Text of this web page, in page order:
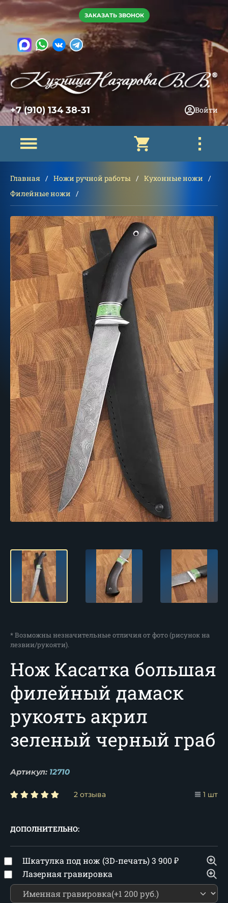
ЗАКАЗАТЬ ЗВОНОК
+7 (910) 134 38-31 Войти
Главная Ножи ручной работы
Кухонные ножи
Филейные ножи
* Возможны незначительные отличия от фото (рисунок на
лезвии/рукояти).
Нож Касатка большая
филейный дамаск
рукоять акрил
зеленый черный граб
Артикул: 12710
2 отзыва 1 шт
ДОПОЛНИТЕЛЬНО:
Шкатулка под нож (3D-печать)3 900₽
Лазерная гравировка